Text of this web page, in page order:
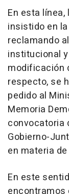
En esta
insistido en
reclamando
institucional
modificación
respecto, se
pedido al
Memoria
convocatoria
Gobierno-
en materia
En este
encontramos